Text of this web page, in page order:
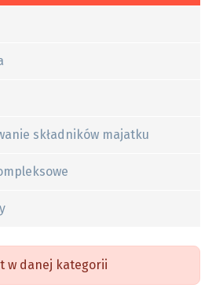
składników majatku
w danej kategorii